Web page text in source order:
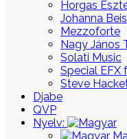
Horgas
Johanna
Mezzoforte
Nagy János
Solati Music
Special EFX
Steve
Djabe
QVP
Nyelv: